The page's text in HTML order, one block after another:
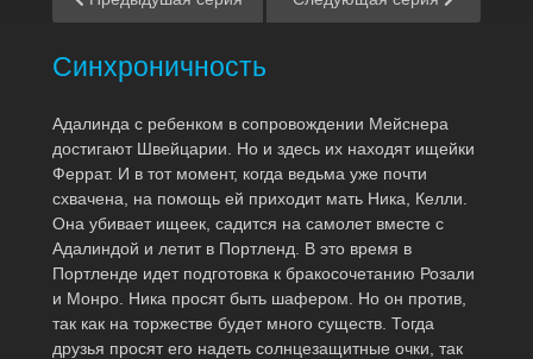
Синхроничность
Адалинда с ребенком в сопровождении Мейснера
достигают Швейцарии. Но и здесь их находят ищейки
Феррат. И в тот момент, когда ведьма уже почти
схвачена, на помощь ей приходит мать Ника, Келли.
Она убивает ищеек, садится на самолет вместе с
Адалиндой и летит в Портленд. В это время в
Портленде идет подготовка к бракосочетанию Розали
и Монро. Ника просят быть шафером. Но он против,
так как на торжестве будет много существ. Тогда
друзья просят его надеть солнцезащитные очки, так